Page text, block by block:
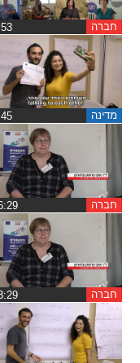
zoom_out
remove_circle_outline
Decrease font
ניגודיות בהירה
חברה
מדינה
חברה
חברה